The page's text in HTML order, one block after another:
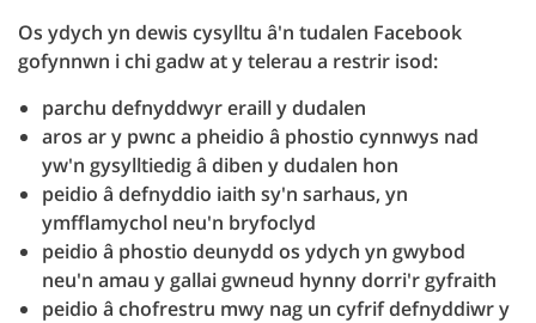
Os ydych yn dewis cysylltu â'n tudalen Facebook
gofynnwn i chi gadw at y telerau a restrir isod:
parchu defnyddwyr eraill y dudalen
aros ar y pwnc a pheidio â phostio cynnwys nad
yw'n gysylltiedig â diben y dudalen hon
peidio â defnyddio iaith sy'n sarhaus, yn
ymfflamychol neu'n bryfoclyd
peidio â phostio deunydd os ydych yn gwybod
neu'n amau y gallai gwneud hynny dorri'r gyfraith
peidio â chofrestru mwy nag un cyfrif defnyddiwr y